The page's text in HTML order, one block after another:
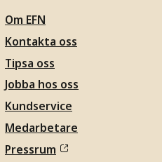
Om EFN
Kontakta oss
Tipsa oss
Jobba hos oss
Kundservice
Medarbetare
Pressrum